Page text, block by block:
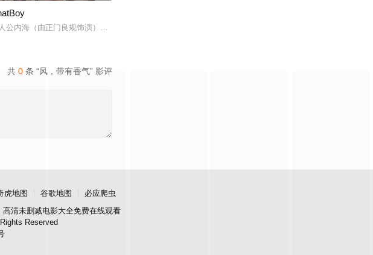
而捏造的“谎言”
。他们将带着各自复杂的过去在海边展开共同生活，不仅直
公内海（由正门良规饰演）是一位在业内颇受好评的漫画编辑。然而实际上，他却是个极度缺乏自信的青
共 0 条 “风，带有香气” 影评
虎地图 谷歌地图
必应爬虫
清未删减电影大全免费在线观看
Reserved